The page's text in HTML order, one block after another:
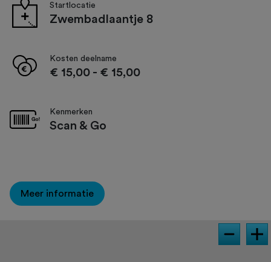
Startlocatie
Zwembadlaantje 8
Kosten deelname
€ 15,00 - € 15,00
Kenmerken
Scan & Go
Meer informatie